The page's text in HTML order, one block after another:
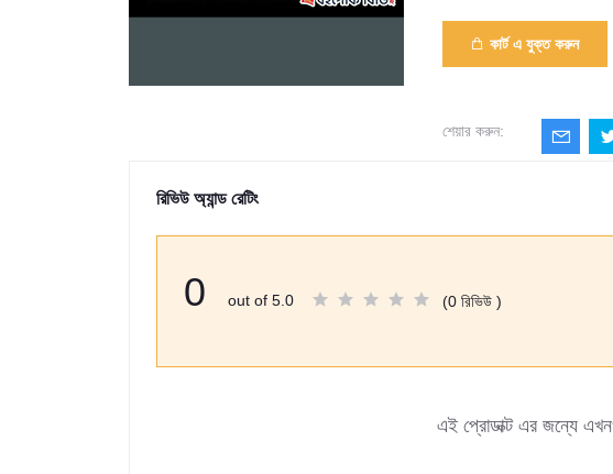
কার্ট এ যুক্ত করুন
শেয়ার করুন:
রিভিউ অ্যান্ড রেটিং
0 out of 5.0 (0 রিভিউ )
এই প্রোডাক্ট এর জন্যে